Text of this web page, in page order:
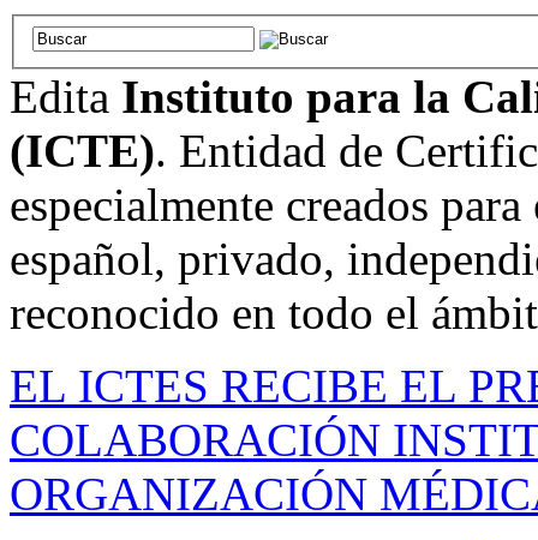
Edita Instituto para la
(ICTE). Entidad de
especialmente creados
español, privado,
reconocido en todo el
EL ICTES RECIBE EL
COLABORACIÓN
ORGANIZACIÓN